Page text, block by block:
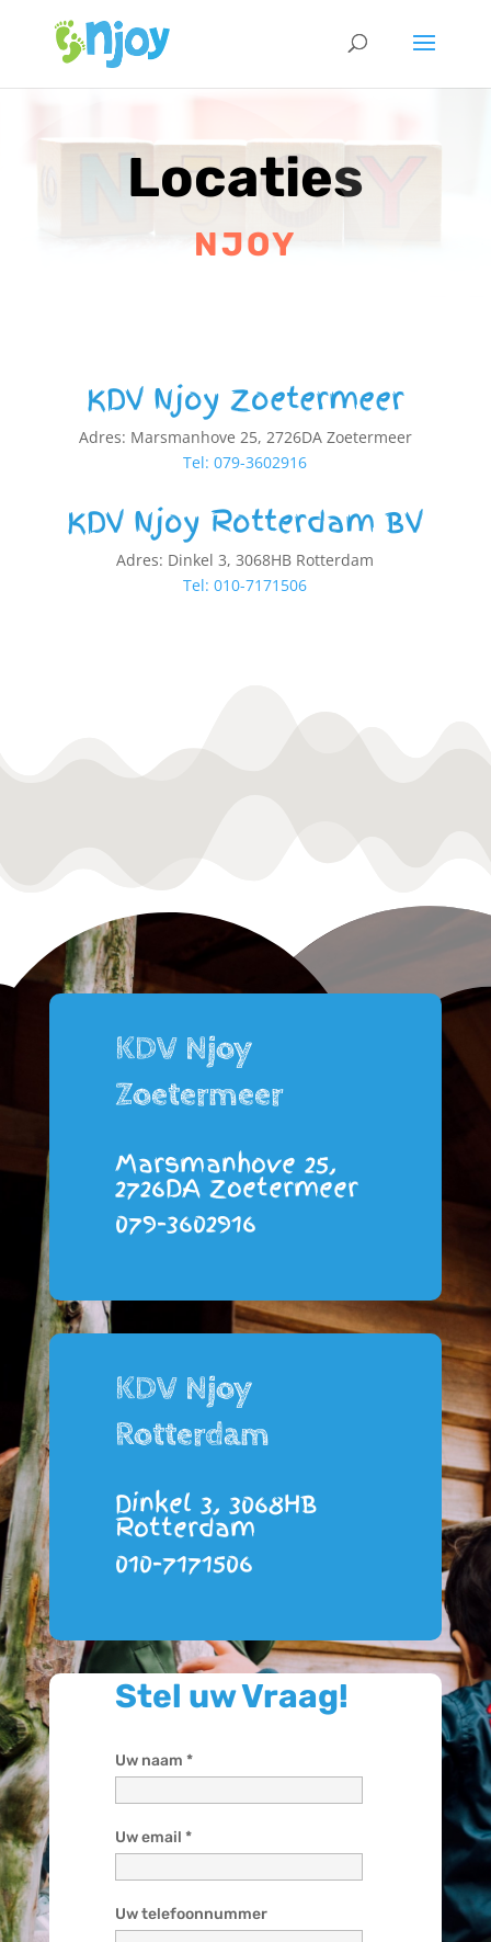
Locaties
NJOY
KDV Njoy Zoetermeer
Adres: Marsmanhove 25, 2726DA Zoetermeer
Tel: 079-3602916
KDV Njoy Rotterdam BV
Adres: Dinkel 3, 3068HB Rotterdam
Tel: 010-7171506
KDV Njoy
Zoetermeer
Marsmanhove 25,
2726DA Zoetermeer
079-3602916
KDV Njoy
Rotterdam
Dinkel 3, 3068HB
Rotterdam
010-7171506
Stel uw Vraag!
Uw naam *
Uw email *
Uw telefoonnummer